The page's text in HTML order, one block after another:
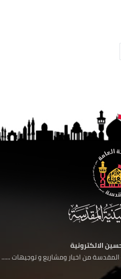
الالكترونية
من اخبار ومشاريع و توجيهات ......